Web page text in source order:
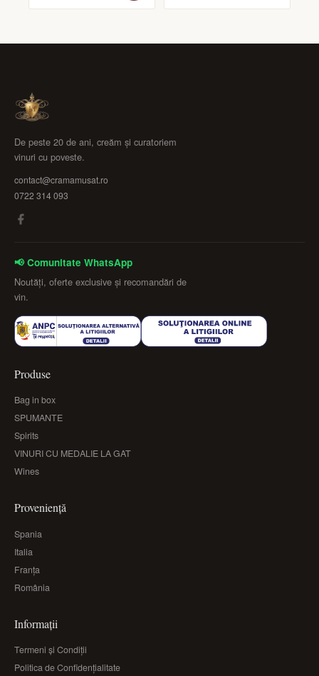
De peste 20 de ani, creăm și curatoriem
vinuri cu poveste.
contact@cramamusat.ro
0722 314 093
📢 Comunitate WhatsApp
Noutăți, oferte exclusive și recomandări de
vin.
Produse
Bag in box
SPUMANTE
Spirits
VINURI CU MEDALIE LA GAT
Wines
Proveniență
Spania
Italia
Franța
România
Informații
Termeni și Condiții
Politica de Confidențialitate